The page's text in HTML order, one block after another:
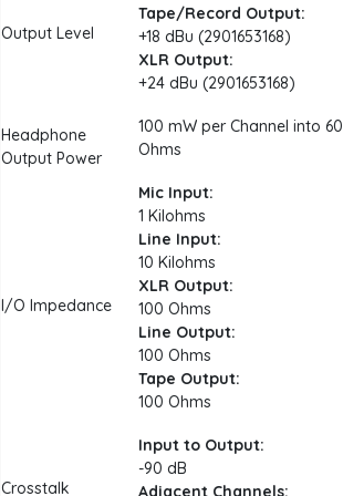
Output Level
Tape/Record Output:
+18 dBu (2901653168)
XLR Output:
+24 dBu (2901653168)
Headphone
Output Power
100 mW per Channel into 60
Ohms
I/O Impedance
Mic Input:
1 Kilohms
Line Input:
10 Kilohms
XLR Output:
100 Ohms
Line Output:
100 Ohms
Tape Output:
100 Ohms
Crosstalk
Input to Output:
-90 dB
Adjacent Channels: